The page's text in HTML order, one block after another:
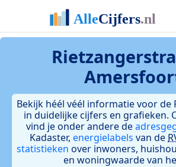
Bekijk héél véél informatie voor de
in duidelijke cijfers en grafieken.
vind je onder andere de
Kadaster, energielabels van de
statistieken over inwoners,
en woningwaarde van